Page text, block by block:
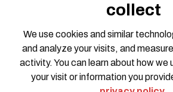
collect
We use cookies and similar
and analyze your visits, and
activity. You can learn about how we
your visit or information you